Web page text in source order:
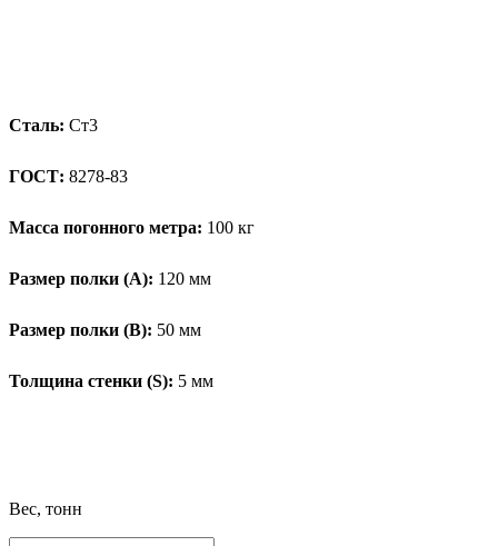
Сталь: Ст3
ГОСТ: 8278-83
Масса погонного метра: 100 кг
Размер полки (А): 120 мм
Размер полки (В): 50 мм
Толщина стенки (S): 5 мм
Вес, тонн